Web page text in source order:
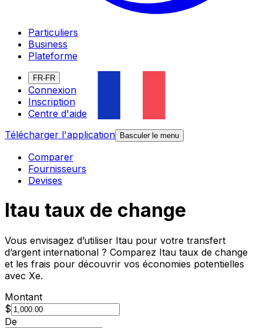
Particuliers
Business
Plateforme
FR-FR
Connexion
Inscription
Centre d'aide
Télécharger l'application
Basculer le menu
Comparer
Fournisseurs
Devises
Itau taux de change
Vous envisagez d’utiliser Itau pour votre transfert
d’argent international ? Comparez Itau taux de change
et les frais pour découvrir vos économies potentielles
avec Xe.
Montant
$
De